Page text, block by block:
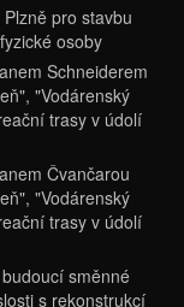
pro stavbu
osoby
Schneiderem
"Vodárenský
trasy v údolí
Čvančarou
"Vodárenský
trasy v údolí
směnné
s rekonstrukcí